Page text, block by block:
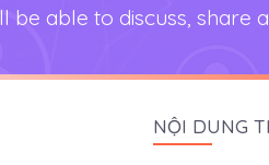
be able to discuss,
NỘI DUNG